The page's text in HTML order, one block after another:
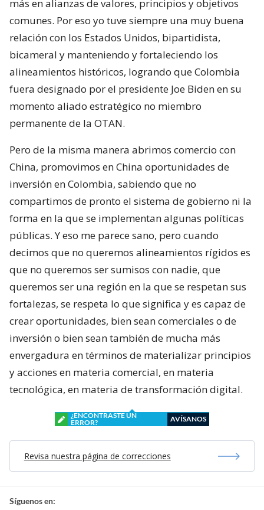
más en alianzas de valores, principios y objetivos
comunes. Por eso yo tuve siempre una muy buena
relación con los Estados Unidos, bipartidista,
bicameral y manteniendo y fortaleciendo los
alineamientos históricos, logrando que Colombia
fuera designado por el presidente Joe Biden en su
momento aliado estratégico no miembro
permanente de la OTAN.
Pero de la misma manera abrimos comercio con
China, promovimos en China oportunidades de
inversión en Colombia, sabiendo que no
compartimos de pronto el sistema de gobierno ni la
forma en la que se implementan algunas políticas
públicas. Y eso me parece sano, pero cuando
decimos que no queremos alineamientos rígidos es
que no queremos ser sumisos con nadie, que
queremos ser una región en la que se respetan sus
fortalezas, se respeta lo que significa y es capaz de
crear oportunidades, bien sean comerciales o de
inversión o bien sean también de mucha más
envergadura en términos de materializar principios
y acciones en materia comercial, en materia
tecnológica, en materia de transformación digital.
¿ENCONTRASTE UN
ERROR?
AVÍSANOS
Revisa nuestra página de correcciones
Síguenos en: